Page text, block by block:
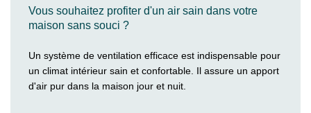
Vous souhaitez profiter d'un air sain dans votre
maison sans souci ?
Un système de ventilation efficace est indispensable pour
un climat intérieur sain et confortable. Il assure un apport
d'air pur dans la maison jour et nuit.